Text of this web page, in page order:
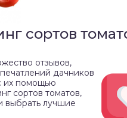
сортов
отзывов,
дачников
их помощью
сортов томатов,
выбрать лучшие